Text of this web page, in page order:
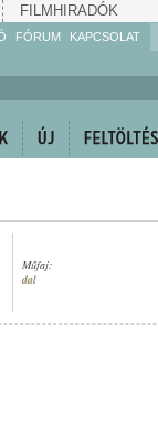
FILMHIRADÓK
FÓRUM KAPCSOLAT
Műfaj:
dal